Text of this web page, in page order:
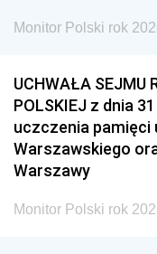
Monitor Polski rok
UCHWAŁA SEJMU
POLSKIEJ z dnia
uczczenia
Warszawskiego
Warszawy
Monitor Polski rok